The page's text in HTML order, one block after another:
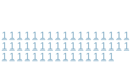
1 1 1 1 1 1 1 1 1 1 1 1 1 1 1 1 1
1 1 1 1 1 1 1 1 1 1 1 1 1 1 1 1 1
1 1 1 1 1 1 1 1 1 1 1 1 1 1 1